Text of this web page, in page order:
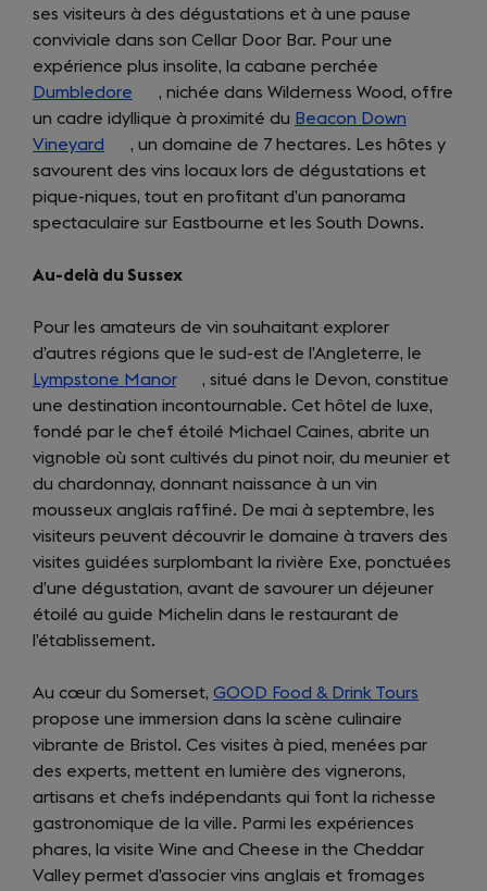
a
new
ses visiteurs à des dégustations et à une pause
conviviale dans son Cellar Door Bar. Pour une
expérience plus insolite, la cabane perchée
Dumbledore (opens
in
a
new
tab)
, nichée dans Wilderness Wood, offre
un cadre idyllique à proximité du Beacon Down
Vineyard
(opens
in
a
new
, un domaine de 7 hectares. Les hôtes y
savourent des vins locaux lors de dégustations et
pique-niques, tout en profitant d’un panorama
spectaculaire sur Eastbourne et les South Downs.
Au-delà du Sussex
Pour les amateurs de vin souhaitant explorer
d’autres régions que le sud-est de l’Angleterre, le
Lympstone Manor(opens
in
a
new
tab)
, situé dans le Devon, constitue
une destination incontournable. Cet hôtel de luxe,
fondé par le chef étoilé Michael Caines, abrite un
vignoble où sont cultivés du pinot noir, du meunier et
du chardonnay, donnant naissance à un vin
mousseux anglais raffiné. De mai à septembre, les
visiteurs peuvent découvrir le domaine à travers des
visites guidées surplombant la rivière Exe, ponctuées
d’une dégustation, avant de savourer un déjeuner
étoilé au guide Michelin dans le restaurant de
l’établissement.
Au cœur du Somerset, GOOD Food & Drink Tours
a
tab)
propose une immersion dans la scène culinaire
vibrante de Bristol. Ces visites à pied, menées par
des experts, mettent en lumière des vignerons,
artisans et chefs indépendants qui font la richesse
gastronomique de la ville. Parmi les expériences
phares, la visite Wine and Cheese in the Cheddar
Valley permet d’associer vins anglais et fromages